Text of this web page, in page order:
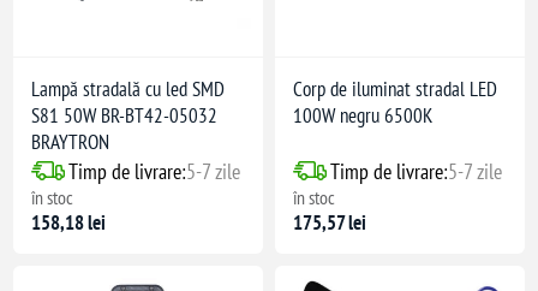
Lampă stradală cu led SMD
S81 50W BR-BT42-05032
BRAYTRON
Timp de livrare:5-7 zile
în stoc
158,18 lei
Corp de iluminat stradal LED
100W negru 6500K
Timp de livrare:5-7 zile
în stoc
175,57 lei